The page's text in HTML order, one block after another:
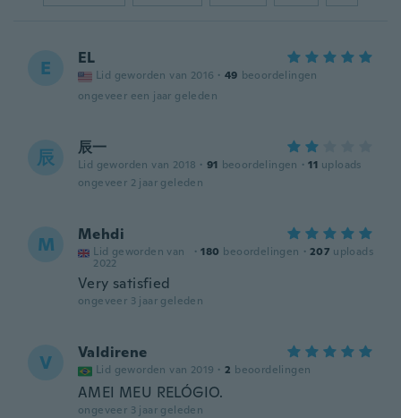
E EL
Lid geworden van 2016 · 49 beoordelingen
ongeveer een jaar geleden
辰 辰一
Lid geworden van 2018 · 91 beoordelingen · 11 uploads
ongeveer 2 jaar geleden
M Mehdi
Lid geworden van
2022
· 180 beoordelingen · 207 uploads
Very satisfied
ongeveer 3 jaar geleden
V Valdirene
Lid geworden van 2019 · 2 beoordelingen
AMEI MEU RELÓGIO.
ongeveer 3 jaar geleden